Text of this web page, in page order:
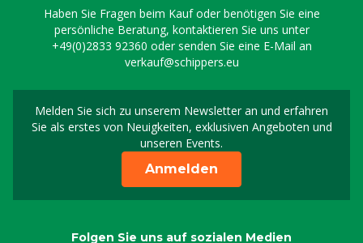
Haben Sie Fragen beim Kauf oder benötigen Sie eine
persönliche Beratung, kontaktieren Sie uns unter
+49(0)2833 92360 oder senden Sie eine E-Mail an
verkauf@schippers.eu
Melden Sie sich zu unserem Newsletter an und erfahren
Sie als erstes von Neuigkeiten, exklusiven Angeboten und
unseren Events.
Melden Sie sich für
Anmelden
Folgen Sie uns auf sozialen Medien